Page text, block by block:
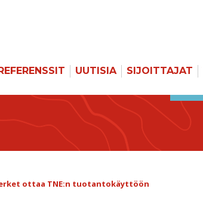
UUTISIA SIJOITTAJAT
ottaa TNE:n tuotantokäyttöön